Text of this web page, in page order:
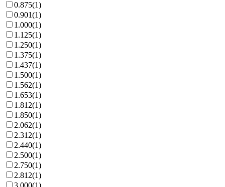
0.875(1)
0.901(1)
1.000(1)
1.125(1)
1.250(1)
1.375(1)
1.437(1)
1.500(1)
1.562(1)
1.653(1)
1.812(1)
1.850(1)
2.062(1)
2.312(1)
2.440(1)
2.500(1)
2.750(1)
2.812(1)